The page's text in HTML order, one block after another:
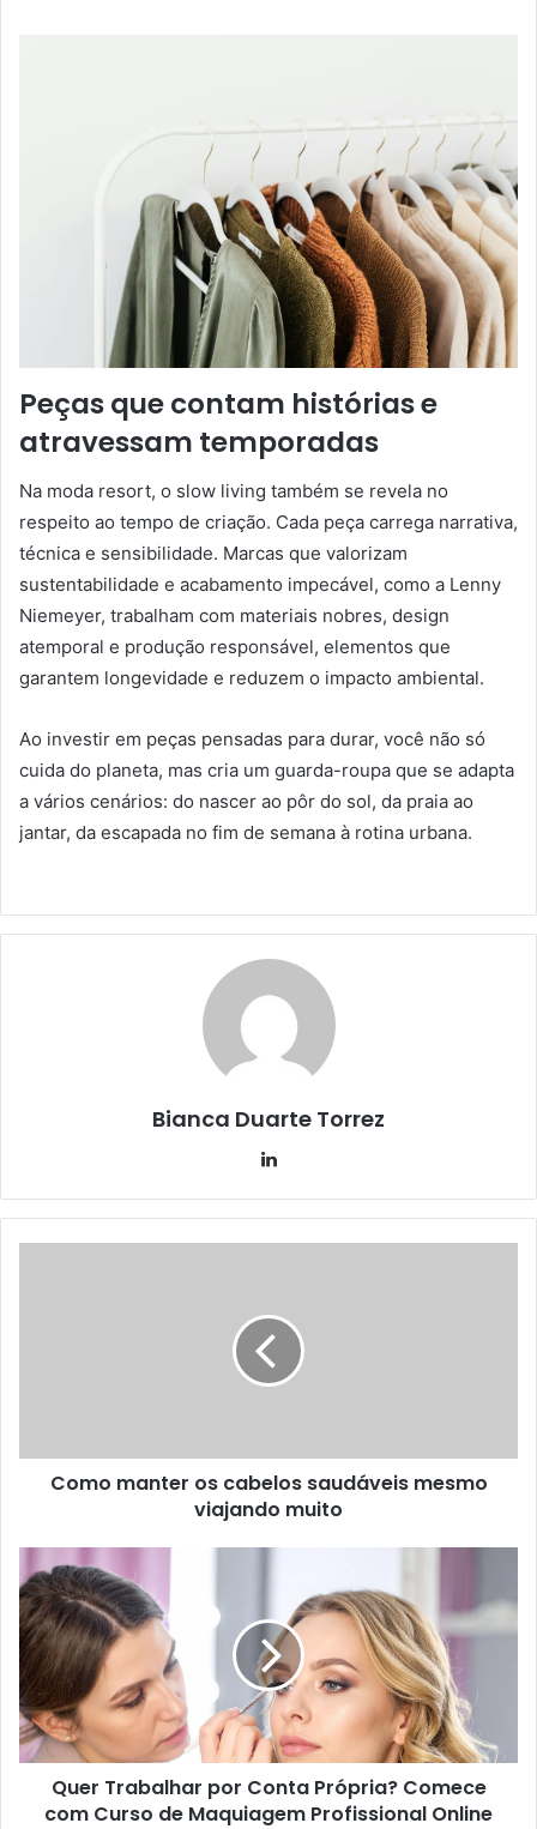
Peças que contam histórias e
atravessam temporadas
Na moda resort, o slow living também se revela no
respeito ao tempo de criação. Cada peça carrega narrativa,
técnica e sensibilidade. Marcas que valorizam
sustentabilidade e acabamento impecável, como a Lenny
Niemeyer, trabalham com materiais nobres, design
atemporal e produção responsável, elementos que
garantem longevidade e reduzem o impacto ambiental.
Ao investir em peças pensadas para durar, você não só
cuida do planeta, mas cria um guarda-roupa que se adapta
a vários cenários: do nascer ao pôr do sol, da praia ao
jantar, da escapada no fim de semana à rotina urbana.
Bianca Duarte Torrez
Como manter os cabelos saudáveis mesmo
viajando muito
Quer Trabalhar por Conta Própria? Comece
com Curso de Maquiagem Profissional Online